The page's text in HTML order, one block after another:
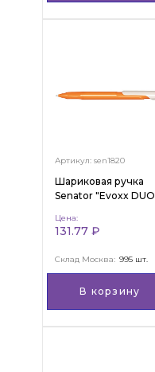
Артикул: sen1820
Шариковая ручка
Senator "Evoxx DUO
Цена:
131.77 ₽
Склад Москва: 995 шт.
В корзину